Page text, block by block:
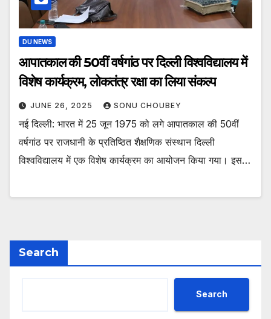
DU NEWS
आपातकाल की 50वीं वर्षगांठ पर दिल्ली विश्वविद्यालय में
विशेष कार्यक्रम, लोकतंत्र रक्षा का लिया संकल्प
JUNE 26, 2025 SONU CHOUBEY
नई दिल्ली: भारत में 25 जून 1975 को लगे आपातकाल की 50वीं
वर्षगांठ पर राजधानी के प्रतिष्ठित शैक्षणिक संस्थान दिल्ली
विश्वविद्यालय में एक विशेष कार्यक्रम का आयोजन किया गया। इस…
Search
Search